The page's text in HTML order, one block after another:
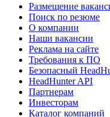
Размещение
Поиск по резюме
О компании
Наши вакансии
Реклама на сайте
Требования к ПО
Безопасный
HeadHunter API
Партнерам
Инвесторам
Каталог компаний